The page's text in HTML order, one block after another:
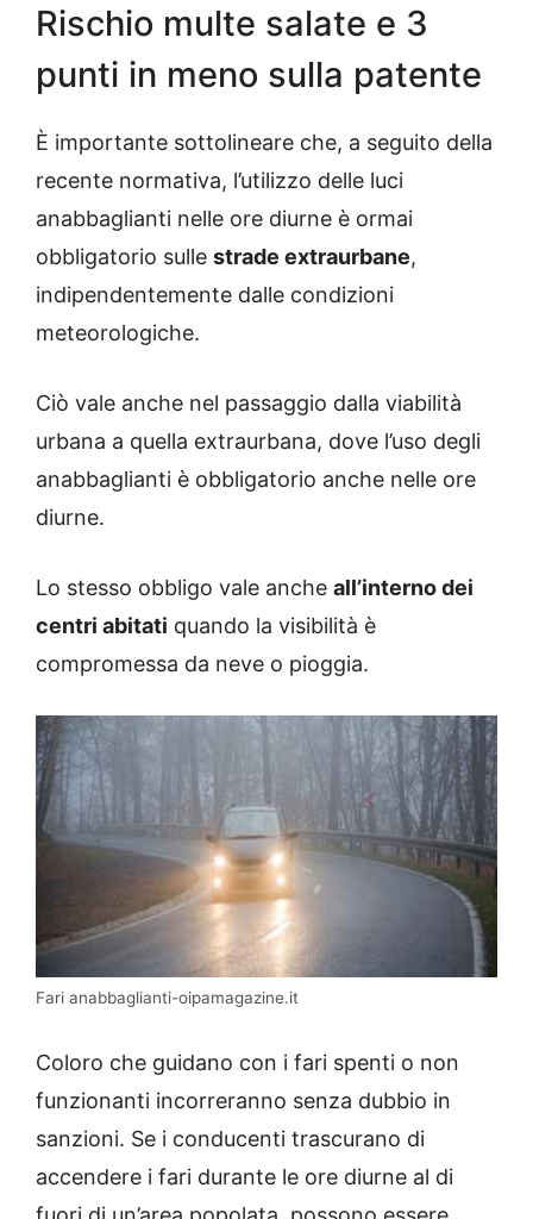
Rischio multe salate e 3
punti in meno sulla patente
È importante sottolineare che, a seguito della
recente normativa, l’utilizzo delle luci
anabbaglianti nelle ore diurne è ormai
obbligatorio sulle strade extraurbane,
indipendentemente dalle condizioni
meteorologiche.
Ciò vale anche nel passaggio dalla viabilità
urbana a quella extraurbana, dove l’uso degli
anabbaglianti è obbligatorio anche nelle ore
diurne.
Lo stesso obbligo vale anche all’interno dei
centri abitati quando la visibilità è
compromessa da neve o pioggia.
Fari anabbaglianti-oipamagazine.it
Coloro che guidano con i fari spenti o non
funzionanti incorreranno senza dubbio in
sanzioni. Se i conducenti trascurano di
accendere i fari durante le ore diurne al di